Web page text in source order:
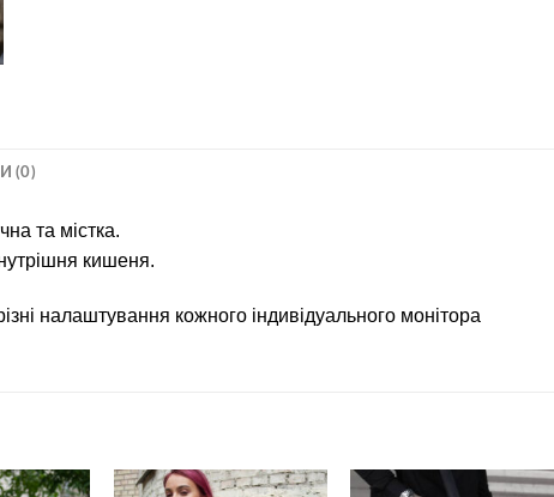
(0)
та містка.
кишеня.
налаштування кожного індивідуального монітора